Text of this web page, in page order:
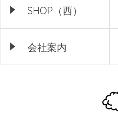
SHOP（西）
会社案内